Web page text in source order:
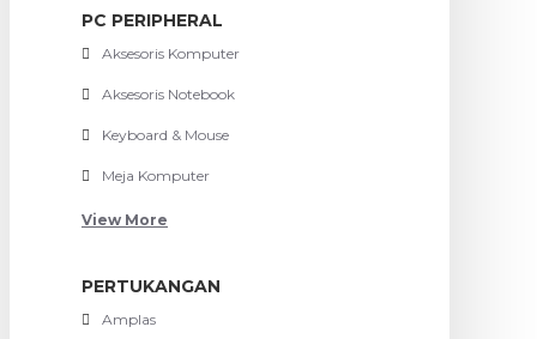
PC PERIPHERAL
Aksesoris Komputer
Aksesoris Notebook
Keyboard & Mouse
Meja Komputer
View More
PERTUKANGAN
Amplas